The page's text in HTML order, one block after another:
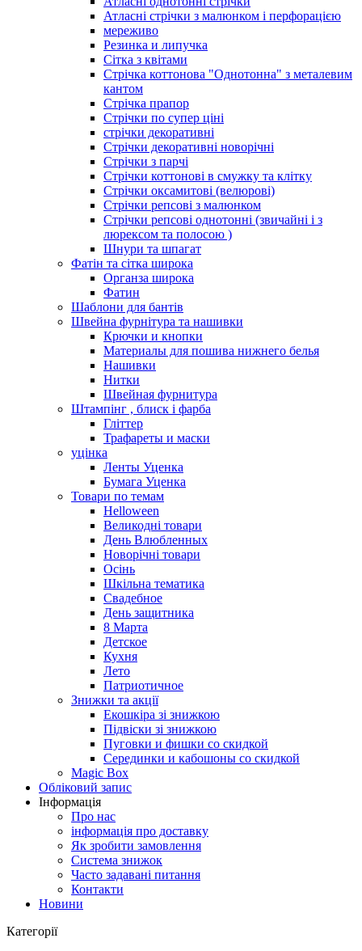
Атласні стрічки з малюнком і перфорацією
мереживо
Резинка и липучка
Сітка з квітами
Стрічка коттонова "Однотонна" з металевим
кантом
Стрічка прапор
Стрічки по супер ціні
стрічки декоративні
Стрічки декоративні новорічні
Стрічки з парчі
Стрічки коттонові в смужку та клітку
Стрічки оксамитові (велюрові)
Стрічки репсові з малюнком
Стрічки репсові однотонні (звичайні і з
люрексом та полосою )
Шнури та шпагат
Фатін та сітка широка
Органза широка
Фатин
Шаблони для бантів
Швейна фурнітура та нашивки
Крючки и кнопки
Материалы для пошива нижнего белья
Нашивки
Нитки
Швейная фурнитура
Штампінг , блиск і фарба
Гліттер
Трафареты и маски
уцінка
Ленты Уценка
Бумага Уценка
Товари по темам
Helloween
Великодні товари
День Влюбленных
Новорічні товари
Осінь
Шкільна тематика
Свадебное
День защитника
8 Марта
Детское
Кухня
Лето
Патриотичное
Знижки та акції
Екошкіра зі знижкою
Підвіски зі знижкою
Пуговки и фишки со скидкой
Серединки и кабошоны со скидкой
Magic Box
Обліковий запис
Інформація
Про нас
інформація про доставку
Як зробити замовлення
Система знижок
Часто задавані питання
Контакти
Новини
Категорії